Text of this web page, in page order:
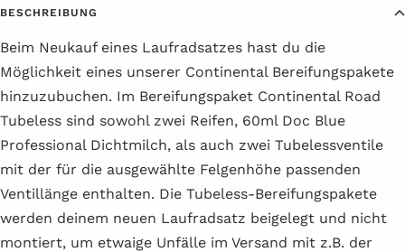
BESCHREIBUNG
Beim Neukauf eines Laufradsatzes hast du die
Möglichkeit eines unserer Continental Bereifungspakete
hinzuzubuchen. Im Bereifungspaket Continental Road
Tubeless sind sowohl zwei Reifen, 60ml Doc Blue
Professional Dichtmilch, als auch zwei Tubelessventile
mit der für die ausgewählte Felgenhöhe passenden
Ventillänge enthalten. Die Tubeless-Bereifungspakete
werden deinem neuen Laufradsatz beigelegt und nicht
montiert, um etwaige Unfälle im Versand mit z.B. der